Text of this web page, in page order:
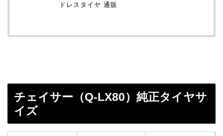
ドレスタイヤ 通販
チェイサー（Q-LX80）純正タイヤサ
イズ